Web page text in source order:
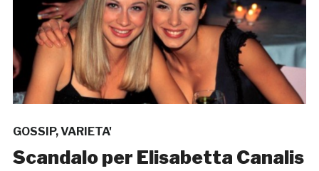
GOSSIP,VARIETA'
Scandalo per Elisabetta Canalis